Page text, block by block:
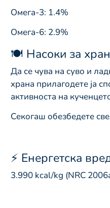
Омега-3: 1.4%
Омега-6: 2.9%
🍽️ Насоки за
Да се чува на суво и
храна прилагодете ја
активноста на
Секогаш обезбедете
⚡ Енергетска
3.990 kcal/kg (NRC